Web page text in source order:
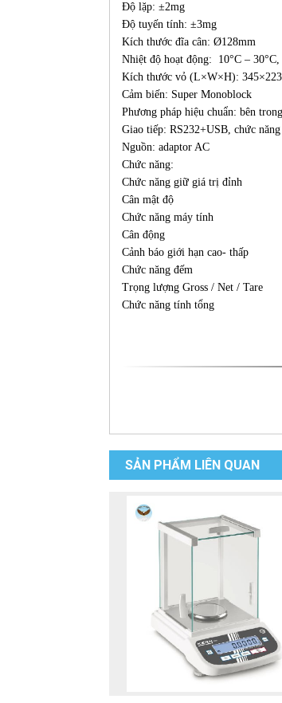
Độ lặp: ±2mg
Độ tuyến tính: ±3mg
Kích thước đĩa cân: Ø128mm
Nhiệt độ hoạt động: 10°C –
Kích thước vỏ (L×W×H):
Cảm biến: Super Monoblock
Phương pháp hiệu chuẩn: bên trong
Giao tiếp: RS232+USB, chức
Nguồn: adaptor AC
Chức năng:
Chức năng giữ giá trị đỉnh
Cân mật độ
Chức năng máy tính
Cân động
Cảnh báo giới hạn cao- thấp
Chức năng đếm
Trọng lượng Gross / Net / Tare
Chức năng tính tổng
SẢN PHẨM LIÊN QUAN